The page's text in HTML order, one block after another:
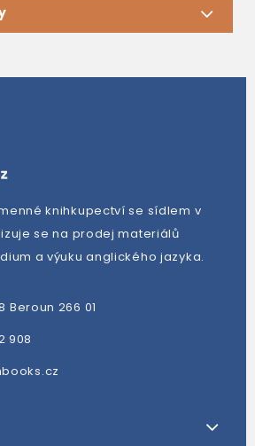
knihkupectví se sídlem v
se na prodej materiálů
a výuku anglického jazyka.
Beroun 266 01
908